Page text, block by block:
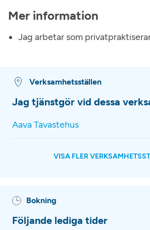
Mer information
Jag arbetar som
Verksamhetsställen
Jag tjänstgör vid dessa
Aava Tavastehus
VISA FLER
Bokning
Följande lediga tider